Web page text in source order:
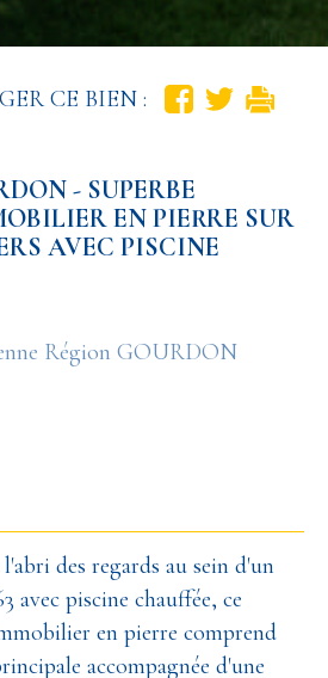
CE BIEN :
- SUPERBE
EN PIERRE SUR
AVEC PISCINE
Région GOURDON
des regards au sein d'un
avec piscine chauffée, ce
en pierre comprend
accompagnée d'une